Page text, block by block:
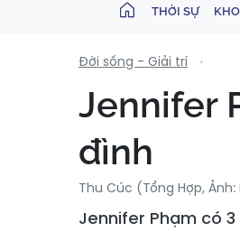
THỜI SỰ
Đời sống - Giải trí
Jennifer
đình
Thu Cúc (tổng Hợp, Ảnh:
Jennifer Phạm có